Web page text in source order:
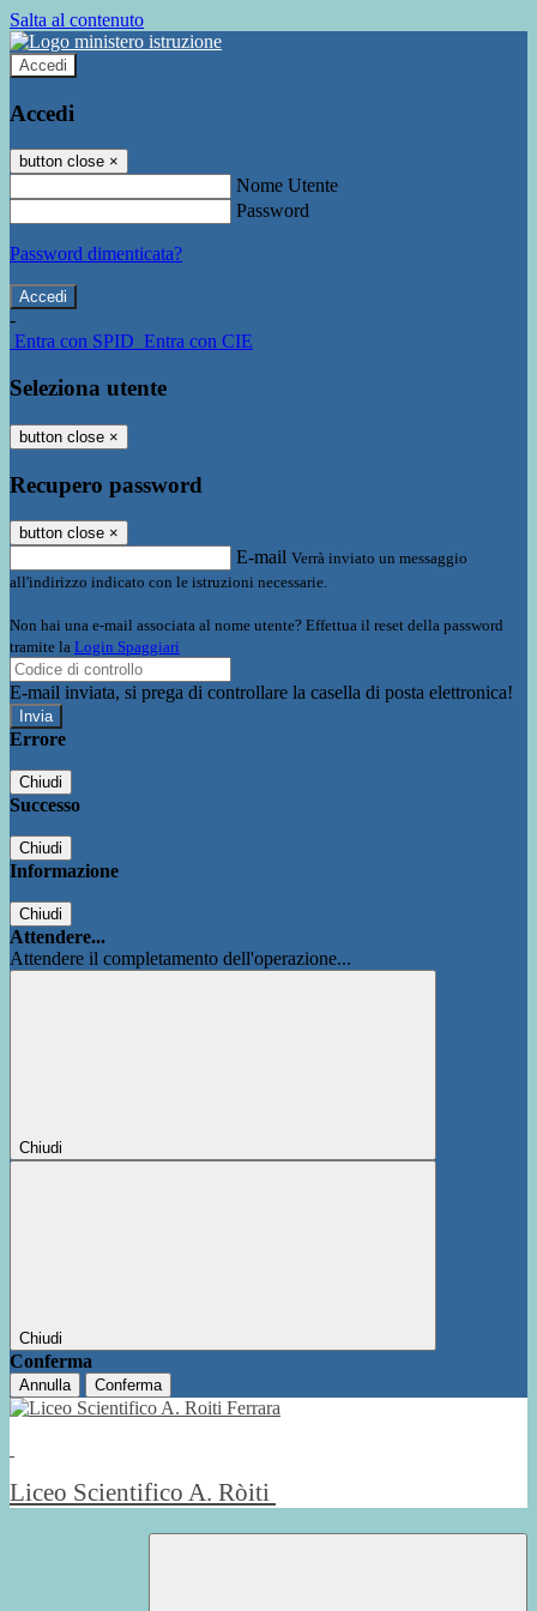
Salta al contenuto
Accedi
Accedi
button close ×
Nome Utente
Password
Password dimenticata?
-
Entra con SPID Entra con CIE
Seleziona utente
button close ×
Recupero password
button close ×
E-mail Verrà inviato un messaggio
all'indirizzo indicato con le istruzioni necessarie.
Non hai una e-mail associata al nome utente? Effettua il reset della password
tramite la Login Spaggiari
E-mail inviata, si prega di controllare la casella di posta elettronica!
Errore
Chiudi
Successo
Chiudi
Informazione
Chiudi
Attendere...
Attendere il completamento dell'operazione...
Chiudi
Chiudi
Conferma
Annulla Conferma
Liceo Scientifico A. Ròiti